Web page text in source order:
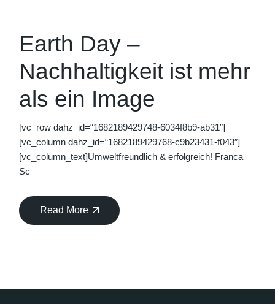
Earth Day –
Nachhaltigkeit ist mehr
als ein Image
[vc_row dahz_id=“1682189429748-6034f8b9-ab31″]
[vc_column dahz_id=“1682189429768-c9b23431-f043″]
[vc_column_text]Umweltfreundlich & erfolgreich! Franca
Sc
Read More